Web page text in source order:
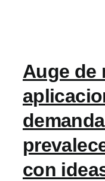
Auge de
con